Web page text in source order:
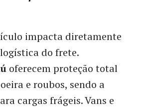
impacta diretamente
do frete.
oferecem proteção total
e roubos, sendo a
cargas frágeis. Vans e